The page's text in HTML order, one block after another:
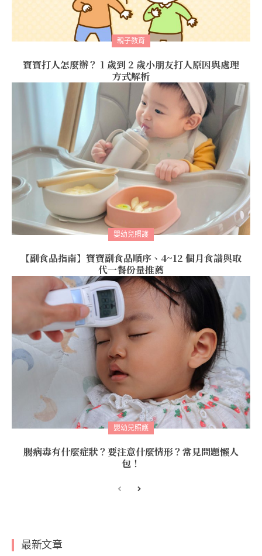
親子教育
寶寶打人怎麼辦？ 1 歲到 2 歲小朋友打人原因與處理
方式解析
嬰幼兒照護
【副食品指南】寶寶副食品順序、4~12 個月食譜與取
代一餐份量推薦
嬰幼兒照護
腸病毒有什麼症狀？要注意什麼情形？常見問題懶人
包！
最新文章